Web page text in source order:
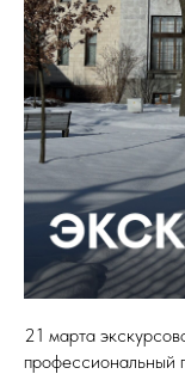
21 марта
профессиональный